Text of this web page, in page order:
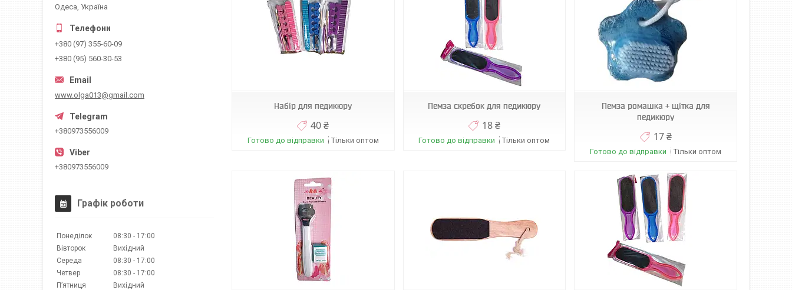
Набір для педикюру
40 ₴
Готово до відправки Тільки оптом
Пемза скребок для педикюру
18 ₴
Готово до відправки Тільки оптом
Пемза ромашка + щітка для
педикюру
17 ₴
Готово до відправки Тільки оптом
Одеса, Україна
+380 (97) 355-60-09
+380 (95) 560-30-53
www.olga013@gmail.com
+380973556009
+380973556009
Графік роботи
Понеділок 08:30
17:00
Вівторок
Вихідний
Середа
08:30
17:00
Четвер
08:30
17:00
Пʼятниця
Вихідний